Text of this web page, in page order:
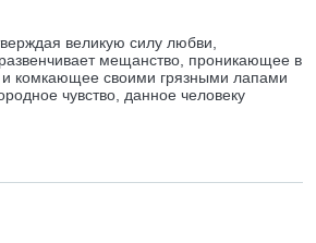
великую силу любви,
мещанство, проникающее в
комкающее своими грязными лапами
чувство, данное человеку